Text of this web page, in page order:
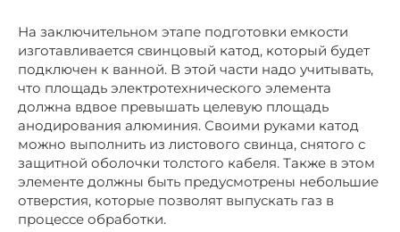
На заключительном этапе подготовки емкости
изготавливается свинцовый катод, который будет
подключен к ванной. В этой части надо учитывать,
что площадь электротехнического элемента
должна вдвое превышать целевую площадь
анодирования алюминия. Своими руками катод
можно выполнить из листового свинца, снятого с
защитной оболочки толстого кабеля. Также в этом
элементе должны быть предусмотрены небольшие
отверстия, которые позволят выпускать газ в
процессе обработки.